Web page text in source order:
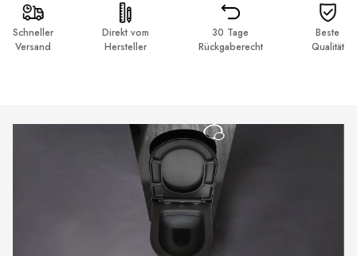
Schneller
Versand
Direkt vom
Hersteller
30 Tage
Rückgaberecht
Beste
Qualität